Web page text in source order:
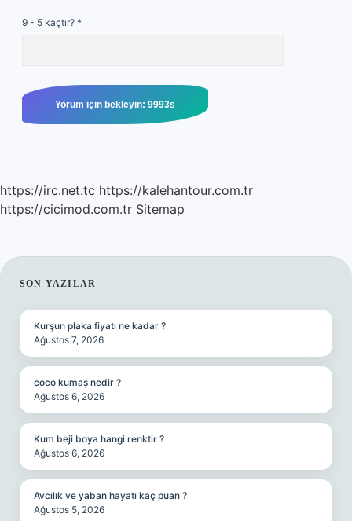
9 - 5 kaçtır? *
https://irc.net.tc https://kalehantour.com.tr
https://cicimod.com.tr Sitemap
SIDEBAR
SON YAZILAR
Kurşun plaka fiyatı ne kadar ?
Ağustos 7, 2026
coco kumaş nedir ?
Ağustos 6, 2026
Kum beji boya hangi renktir ?
Ağustos 6, 2026
Avcılık ve yaban hayatı kaç puan ?
Ağustos 5, 2026